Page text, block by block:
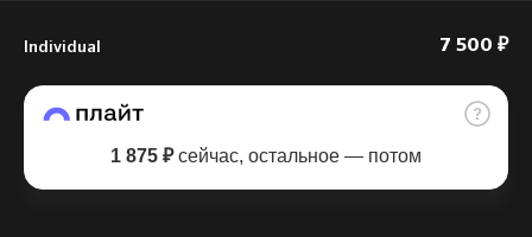
Individual 7 500 ₽
1 875 ₽сейчас, остальное — потом